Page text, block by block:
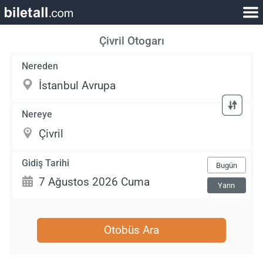
Çivril Otogarı
Nereden
Nereye
Gidiş Tarihi Bugün
Yarın
Otobüs Ara